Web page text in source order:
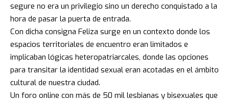
segure no era un privilegio sino un derecho conquistado a la
hora de pasar la puerta de entrada.
Con dicha consigna Feliza surge en un contexto donde los
espacios territoriales de encuentro eran limitados e
implicaban lógicas heteropatriarcales, donde las opciones
para transitar la identidad sexual eran acotadas en el ámbito
cultural de nuestra ciudad.
Un foro online con más de 50 mil lesbianas y bisexuales que